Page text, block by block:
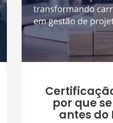
por que
antes do